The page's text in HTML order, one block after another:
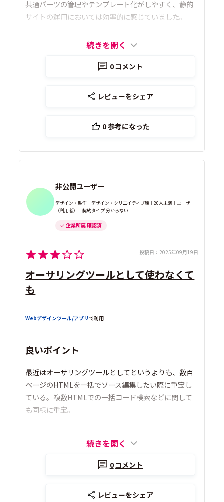
共通パーツの管理やテンプレート化がしやすく、静的
サイトの運用においては効率的に感じていました。
続きを開く
0コメント
レビューをシェア
0参考になった
非公開ユーザー
デザイン・製作｜デザイン・クリエイティブ職｜20人未満｜ユーザー
（利用者）｜契約タイプ 分からない
企業所属 確認済
投稿日： 2025年09月19日
オーサリングツールとして使わなくて
も
Webデザインツール/アプリ で利用
良いポイント
最近はオーサリングツールとしてというよりも、数百
ページのHTMLを一括でソース編集したい際に重宝し
ている。複数HTMLでの一括コード検索などに関して
も同様に重宝。
続きを開く
0コメント
レビューをシェア